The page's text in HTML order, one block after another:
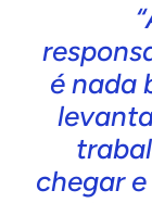
é nada
chegar